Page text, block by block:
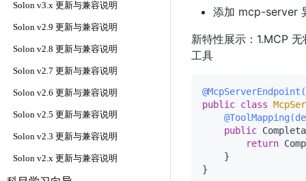
Solon v3.x 更新与兼容说明
Solon v2.9 更新与兼容说明
Solon v2.8 更新与兼容说明
Solon v2.7 更新与兼容说明
Solon v2.6 更新与兼容说明
Solon v2.5 更新与兼容说明
Solon v2.3 更新与兼容说明
Solon v2.x 更新与兼容说明
添加 mcp-server
新特性展示：1.MCP
工具
public class
public
return
    }